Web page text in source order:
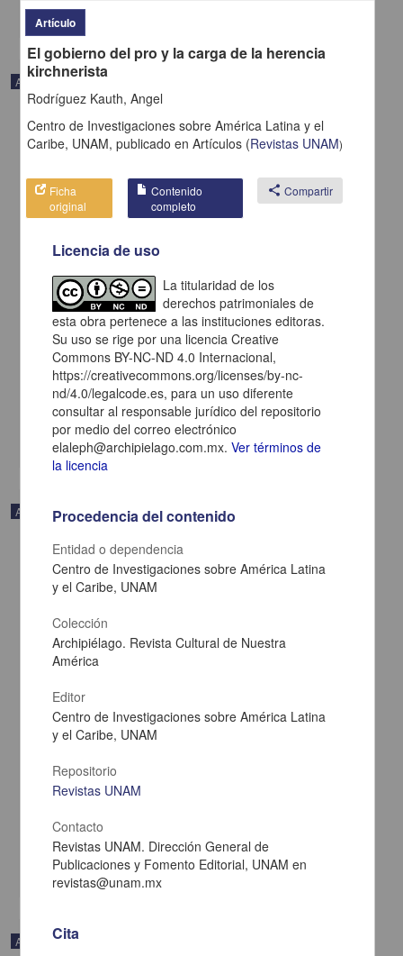
Artículo
Costa Rica nunca ha tenido una producción poética como ahora
Corrales Arias, Adriano - Centro de Investigaciones sobre América
Latina y el Caribe, UNAM
2021-02-05
Multidisciplina
Artículo
Esplendor y ceniza
Calvo, Guadi - Centro de Investigaciones sobre América Latina y el
2021-02-05
Multidisciplina
Artículo
Artículo
El gobierno del pro y la carga de la herencia
kirchnerista
Rodríguez Kauth, Angel
Centro de Investigaciones sobre América Latina y el
Caribe, UNAM, publicado enArtículos (Revistas UNAM)
Ficha
original
Contenido
completo
share Compartir
Licencia de uso
La titularidad de los
derechos patrimoniales de
esta obra pertenece a las instituciones editoras.
Su uso se rige por una licencia Creative
Commons BY-NC-ND 4.0 Internacional,
https://creativecommons.org/licenses/by-nc-
nd/4.0/legalcode.es, para un uso diferente
consultar al responsable jurídico del repositorio
por medio del correo electrónico
elaleph@archipielago.com.mx.Ver términos de
la licencia
Procedencia del contenido
Entidad o dependencia
Centro de Investigaciones sobre América Latina
y el Caribe, UNAM
Colección
Archipiélago. Revista Cultural de Nuestra
América
Editor
Centro de Investigaciones sobre América Latina
y el Caribe, UNAM
Repositorio
Revistas UNAM
Contacto
Revistas UNAM. Dirección General de
Publicaciones y Fomento Editorial, UNAM en
revistas@unam.mx
Cita